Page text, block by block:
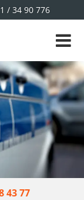
/ 34 90 776
43 77